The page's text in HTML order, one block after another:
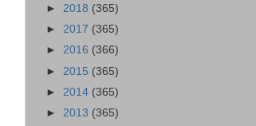
► 2018 (365)
► 2017 (365)
► 2016 (366)
► 2015 (365)
► 2014 (365)
► 2013 (365)